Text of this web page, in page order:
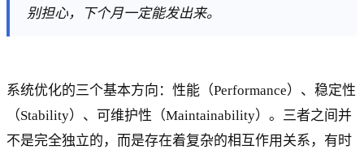
别担心，下个月一定能发出来。
系统优化的三个基本方向：性能（Performance）、稳定性
（Stability）、可维护性（Maintainability）。三者之间并
不是完全独立的，而是存在着复杂的相互作用关系，有时